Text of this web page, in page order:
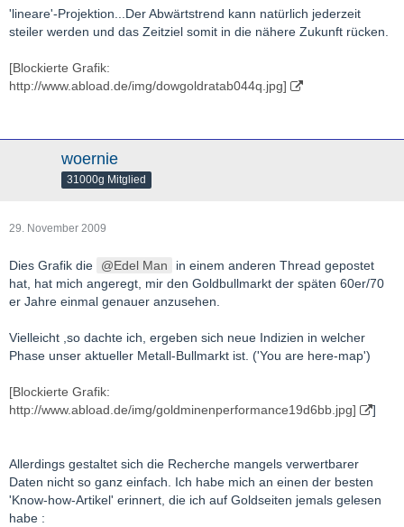
'lineare'-Projektion...Der Abwärtstrend kann natürlich jederzeit
steiler werden und das Zeitziel somit in die nähere Zukunft rücken.
[Blockierte Grafik:
http://www.abload.de/img/dowgoldratab044q.jpg]
woernie
31000g Mitglied
29. November 2009
Dies Grafik die Edel Man
in einem anderen Thread gepostet
hat, hat mich angeregt, mir den Goldbullmarkt der späten 60er/70
er Jahre einmal genauer anzusehen.
Vielleicht ,so dachte ich, ergeben sich neue Indizien in welcher
Phase unser aktueller Metall-Bullmarkt ist. ('You are here-map')
[Blockierte Grafik:
http://www.abload.de/img/goldminenperformance19d6bb.jpg]
]
Allerdings gestaltet sich die Recherche mangels verwertbarer
Daten nicht so ganz einfach. Ich habe mich an einen der besten
'Know-how-Artikel' erinnert, die ich auf Goldseiten jemals gelesen
habe :